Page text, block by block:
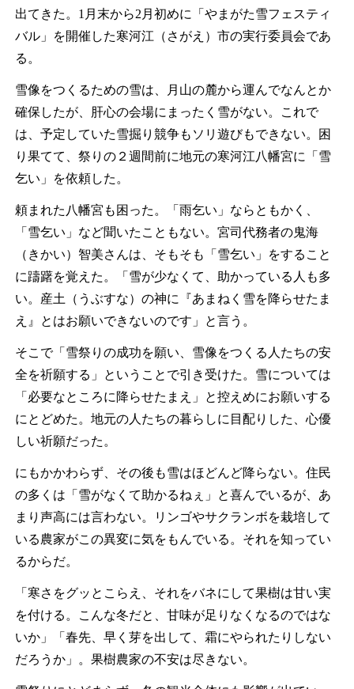
出てきた。1月末から2月初めに「やまがた雪フェスティ
バル」を開催した寒河江（さがえ）市の実行委員会であ
る。
雪像をつくるための雪は、月山の麓から運んでなんとか
確保したが、肝心の会場にまったく雪がない。これで
は、予定していた雪掘り競争もソリ遊びもできない。困
り果てて、祭りの２週間前に地元の寒河江八幡宮に「雪
乞い」を依頼した。
頼まれた八幡宮も困った。「雨乞い」ならともかく、
「雪乞い」など聞いたこともない。宮司代務者の鬼海
（きかい）智美さんは、そもそも「雪乞い」をすること
に躊躇を覚えた。「雪が少なくて、助かっている人も多
い。産土（うぶすな）の神に『あまねく雪を降らせたま
え』とはお願いできないのです」と言う。
そこで「雪祭りの成功を願い、雪像をつくる人たちの安
全を祈願する」ということで引き受けた。雪については
「必要なところに降らせたまえ」と控えめにお願いする
にとどめた。地元の人たちの暮らしに目配りした、心優
しい祈願だった。
にもかかわらず、その後も雪はほどんど降らない。住民
の多くは「雪がなくて助かるねぇ」と喜んでいるが、あ
まり声高には言わない。リンゴやサクランボを栽培して
いる農家がこの異変に気をもんでいる。それを知ってい
るからだ。
「寒さをグッとこらえ、それをバネにして果樹は甘い実
を付ける。こんな冬だと、甘味が足りなくなるのではな
いか」「春先、早く芽を出して、霜にやられたりしない
だろうか」。果樹農家の不安は尽きない。